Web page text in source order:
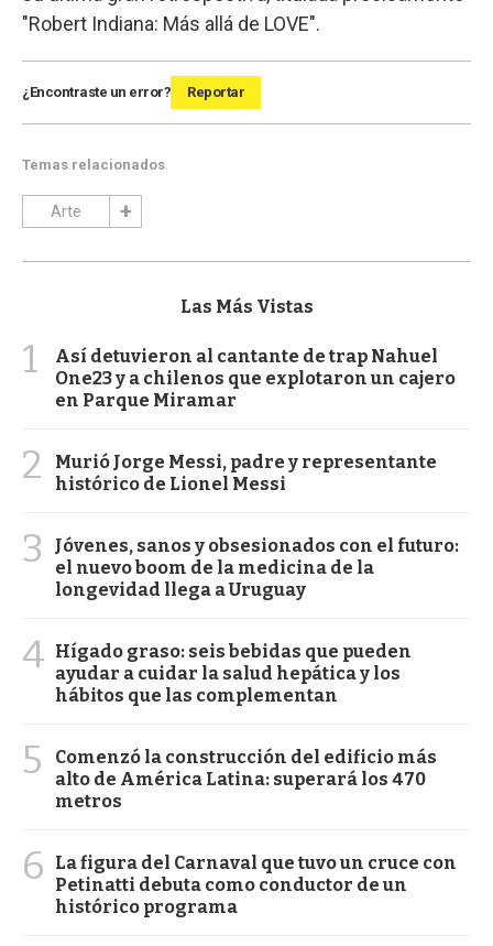
"Robert Indiana: Más allá de LOVE".
¿Encontraste un error? Reportar
Temas relacionados
Arte
Las Más Vistas
1
Así detuvieron al cantante de trap Nahuel
One23 y a chilenos que explotaron un cajero
en Parque Miramar
2
Murió Jorge Messi, padre y representante
histórico de Lionel Messi
3
Jóvenes, sanos y obsesionados con el futuro:
el nuevo boom de la medicina de la
longevidad llega a Uruguay
4 Hígado graso: seis bebidas que pueden
ayudar a cuidar la salud hepática y los
hábitos que las complementan
5
Comenzó la construcción del edificio más
alto de América Latina: superará los 470
metros
6
La figura del Carnaval que tuvo un cruce con
Petinatti debuta como conductor de un
histórico programa